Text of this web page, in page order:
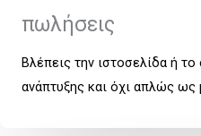
πωλήσεις
Βλέπεις την ιστοσελίδα ή
ανάπτυξης και όχι απλώς ως